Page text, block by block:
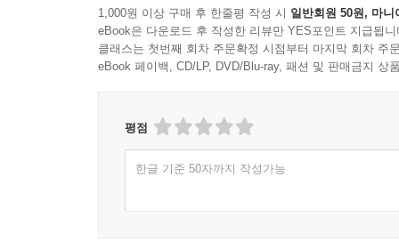
1,000원 이상 구매 후 한줄평 작성 시 일반회원 50원, 마니
eBook은 다운로드 후 작성한 리뷰만 YES포인트 지급됩니
클래스는 첫번째 회차 주문확정 시점부터 마지막 회차 주
eBook 페이백, CD/LP, DVD/Blu-ray, 패션 및 판매금지 상
평점
한글 기준 50자까지 작성가능